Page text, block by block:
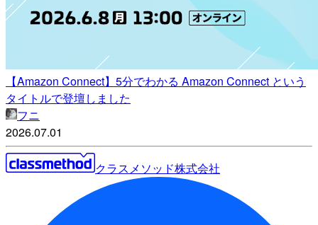
【Amazon Connect】5分でわかる Amazon Connect という
タイトルで登壇しました
フニ
2026.07.01
クラスメソッド株式会社